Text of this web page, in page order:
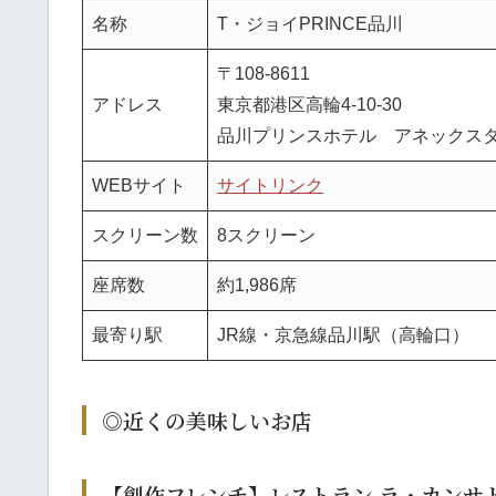
名称 T・ジョイPRINCE品川
アドレス
〒108-8611
東京都港区高輪4-10-30
品川プリンスホテル アネックス
WEBサイト サイトリンク
スクリーン数 8スクリーン
座席数 約1,986席
最寄り駅 JR線・京急線品川駅（高輪口）
◎近くの美味しいお店